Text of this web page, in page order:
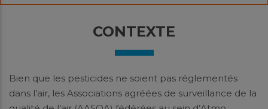
CONTEXTE
Bien que les pesticides ne soient pas réglementés
dans l’air, les Associations agréées de surveillance de la